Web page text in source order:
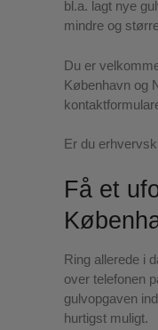
bl.a. lagt nye
mindre og
Du er
København og
Er du
Få et
Ring allerede i
over telefonen
gulvopgaven
hurtigst muligt.